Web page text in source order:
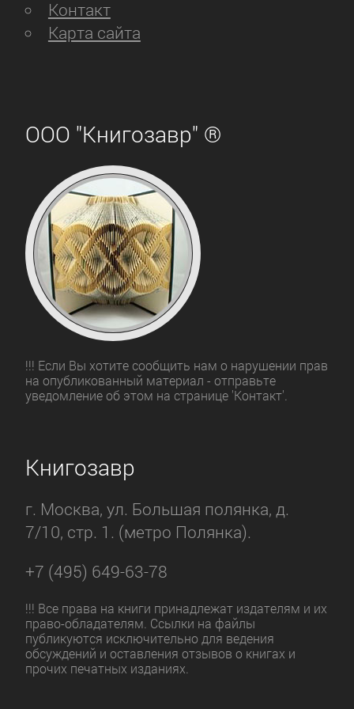
канву повествования, достаточно для
перемещения в 237 год от Рождества
(вонь, грязь, блеск и нищета начала
новой эры), все же так-сяк дают
возможность для погружения, –
ПРОФИТ.
Контакт
Карта сайта
ООО "Книгозавр" ®
!!! Если Вы хотите сообщить нам о нарушении прав
на опубликованный материал - отправьте
уведомление об этом на странице 'Контакт'.
Книгозавр
г. Москва, ул. Большая полянка, д.
7/10, стр. 1. (метро Полянка).
+7 (495) 649-63-78
!!! Все права на книги принадлежат издателям и их
право-обладателям. Ссылки на файлы
публикуются исключительно для ведения
обсуждений и оставления отзывов о книгах и
прочих печатных изданиях.